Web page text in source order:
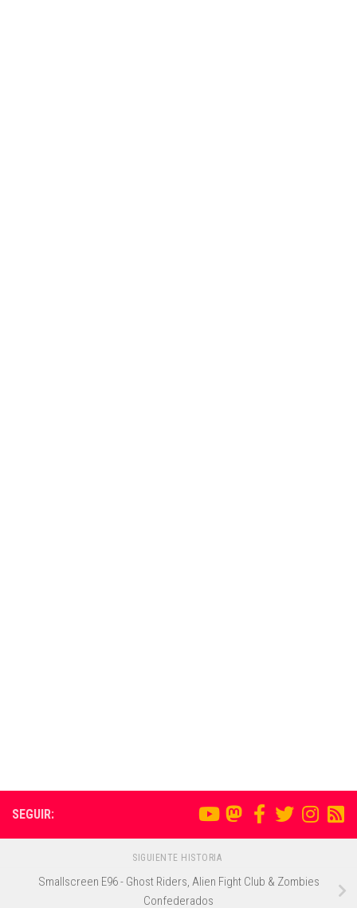
SEGUIR:
SIGUIENTE HISTORIA
Smallscreen E96 - Ghost Riders, Alien Fight Club & Zombies
Confederados